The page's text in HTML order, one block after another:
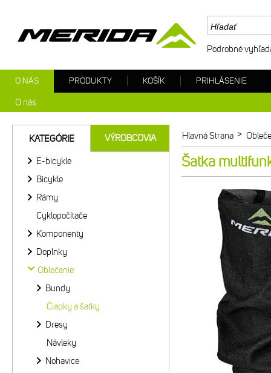
Hlavná Strana >
Šatka
KATEGÓRIE VÝROBCOVIA
E-bicykle
Bicykle
Rámy
Cyklopočítače
Komponenty
Doplnky
Oblečenie
Bundy
Čiapky a šatky
Dresy
Návleky
Nohavice
Podrobné
O NÁS
O nás
PRODUKTY KOŠÍK PRIHLÁSENIE